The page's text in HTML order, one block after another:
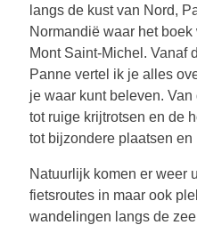
langs de kust van Nord,
Normandië waar het
Mont Saint-Michel. Vanaf
Panne vertel ik je alles
je waar kunt beleven.
tot ruige krijtrotsen en de
tot bijzondere plaatsen en
Natuurlijk komen er weer
fietsroutes in maar ook
wandelingen langs de